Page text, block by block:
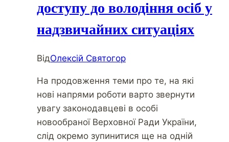
доступу до володіння осіб у
надзвичайних ситуаціях
ВідОлексій Святогор
На продовження теми про те, на які
нові напрями роботи варто звернути
увагу законодавцеві в особі
новообраної Верховної Ради України,
слід окремо зупинитися ще на одній